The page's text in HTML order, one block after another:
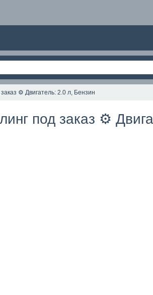
⚙️ Двигатель: 2.0 л, Бензин
под заказ ⚙️